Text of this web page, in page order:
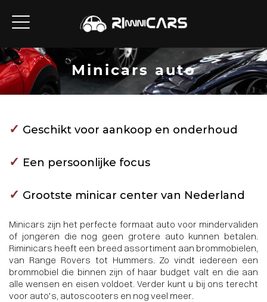
Minicars auto
✓ Geschikt voor aankoop en onderhoud
✓ Een persoonlijke focus
✓ Grootste minicar center van Nederland
Minicars zijn het perfecte formaat auto voor mindervaliden
of jongeren die nog geen grotere auto kunnen betalen.
Riminicars heeft een breed assortiment aan brommobielen,
van Range Rovers tot Hummers. Zo vindt iedereen een
brommobiel die binnen zijn of haar budget valt en die aan
alle wensen en eisen voldoet. Verder kunt u bij ons terecht
voor auto’s, autoscooters en nog veel meer.